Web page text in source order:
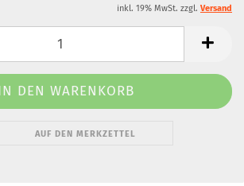
inkl. 19% MwSt. zzgl. Versand
AUF DEN MERKZETTEL